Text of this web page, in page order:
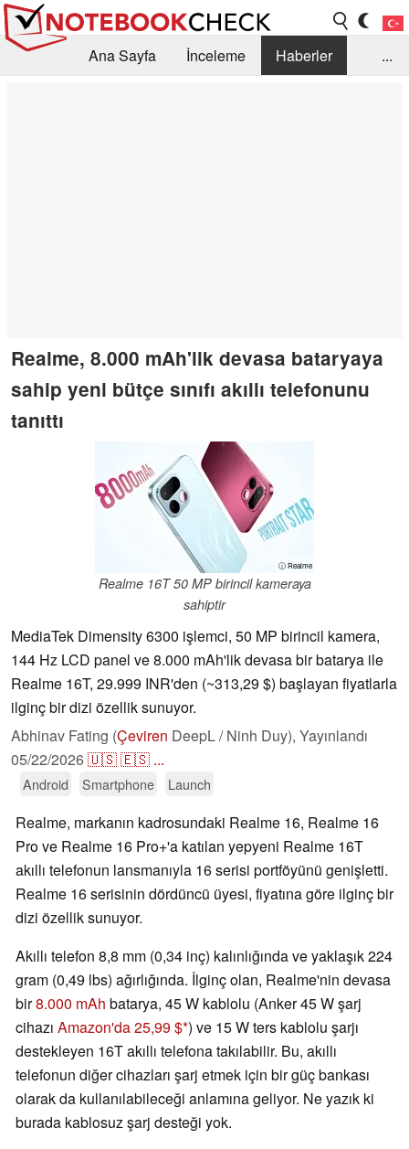
Ana Sayfa İnceleme
Haberler
...
Realme, 8.000 mAh'lik devasa bataryaya
sahip yeni bütçe sınıfı akıllı telefonunu
tanıttı
ⓘ Realme
Realme 16T 50 MP birincil kameraya
sahiptir
MediaTek Dimensity 6300 işlemci, 50 MP birincil kamera,
144 Hz LCD panel ve 8.000 mAh'lik devasa bir batarya ile
Realme 16T, 29.999 INR'den (~313,29 $) başlayan fiyatlarla
ilginç bir dizi özellik sunuyor.
Abhinav Fating (Çeviren DeepL / Ninh Duy), Yayınlandı
05/22/2026🇺🇸🇪🇸 ...
Android Smartphone Launch
Realme, markanın kadrosundaki Realme 16, Realme 16
Pro ve Realme 16 Pro+'a katılan yepyeni Realme 16T
akıllı telefonun lansmanıyla 16 serisi portföyünü genişletti.
Realme 16 serisinin dördüncü üyesi, fiyatına göre ilginç bir
dizi özellik sunuyor.
Akıllı telefon 8,8 mm (0,34 inç) kalınlığında ve yaklaşık 224
gram (0,49 lbs) ağırlığında. İlginç olan, Realme'nin devasa
bir8.000 mAh batarya, 45 W kablolu (Anker 45 W şarj
cihazı Amazon'da 25,99 $ ) ve 15 W ters kablolu şarjı
destekleyen 16T akıllı telefona takılabilir. Bu, akıllı
telefonun diğer cihazları şarj etmek için bir güç bankası
olarak da kullanılabileceği anlamına geliyor. Ne yazık ki
burada kablosuz şarj desteği yok.